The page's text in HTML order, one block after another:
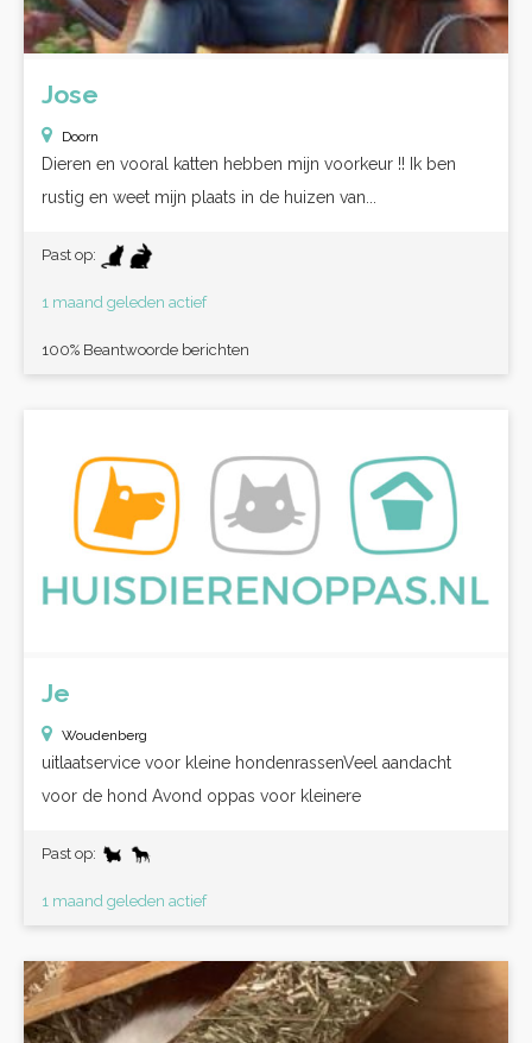
Jose
Doorn
Dieren en vooral katten hebben mijn voorkeur !! Ik ben
rustig en weet mijn plaats in de huizen van...
Past op:
1 maand geleden actief
100% Beantwoorde berichten
Je
Woudenberg
uitlaatservice voor kleine hondenrassenVeel aandacht
voor de hond Avond oppas voor kleinere
Past op:
1 maand geleden actief